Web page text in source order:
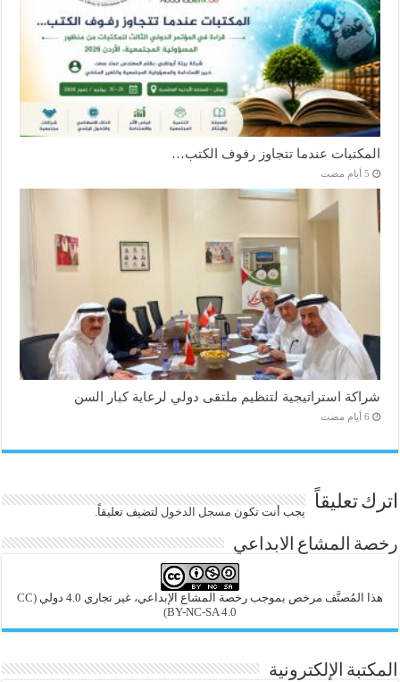
المكتبات عندما تتجاوز رفوف الكتب…
شراكة استراتيجية لتنظيم ملتقى دولي لرعاية كبار السن
اترك تعليقاً يجب أنت تكون مسجل الدخول لتضيف تعليقاً.
رخصة المشاع الابداعي
هذا المُصنَّف مرخص بموجب رخصة المشاع الإبداعي، غير تجاري 4.0 دولي
(CC
BY-NC-SA 4.0)
المكتبة الإلكترونية